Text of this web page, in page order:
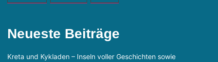
Neueste Beiträge
Kreta und Kykladen – Inseln voller Geschichten sowie